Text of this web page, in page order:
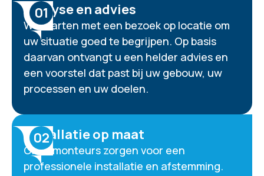
Analyse en advies
We starten met een bezoek op locatie om
uw situatie goed te begrijpen. Op basis
daarvan ontvangt u een helder advies en
een voorstel dat past bij uw gebouw, uw
processen en uw doelen.
01
Installatie op maat
Onze monteurs zorgen voor een
professionele installatie en afstemming.
02